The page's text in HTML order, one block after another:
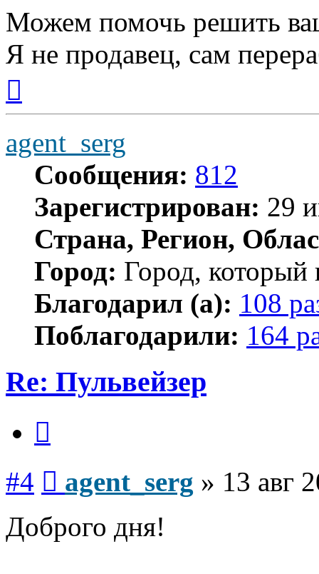
Можем помочь решить
Я не продавец, сам
началу
agent_serg
Сообщения: 812
Зарегистрирован: 29
Страна, Регион,
Город: Город, который
Благодарил (а): 108
Поблагодарили: 164
Re: Пульвейзер
#4 agent_serg » 13 авг
Доброго дня!